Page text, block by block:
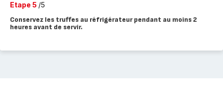
Etape 5 /5
Conservez les truffes au réfrigérateur pendant au moins 2
heures avant de servir.